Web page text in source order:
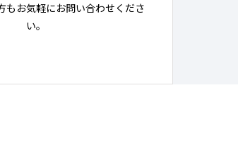
もお気軽にお問い合わせくださ
い。